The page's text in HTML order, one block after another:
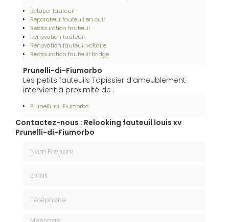
Retaper fauteuil
Reparateur fauteuil en cuir
Restauration fauteuil
Renovation fauteuil
Rénovation fauteuil voltaire
Restauration fauteuil bridge
Prunelli-di-Fiumorbo
Les petits fauteuils Tapissier d’ameublement
intervient à proximité de :
Prunelli-di-Fiumorbo
Contactez-nous : Relooking fauteuil louis xv
Prunelli-di-Fiumorbo
Message